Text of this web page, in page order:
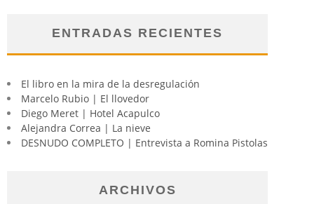
ENTRADAS RECIENTES
El libro en la mira de la desregulación
Marcelo Rubio | El llovedor
Diego Meret | Hotel Acapulco
Alejandra Correa | La nieve
DESNUDO COMPLETO | Entrevista a Romina Pistolas
ARCHIVOS